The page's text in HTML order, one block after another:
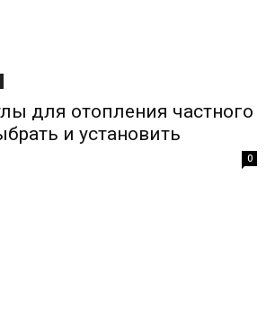
для отопления частного
и установить
0